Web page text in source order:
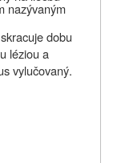
nazývaným
dobu
léziou a
vylučovaný.